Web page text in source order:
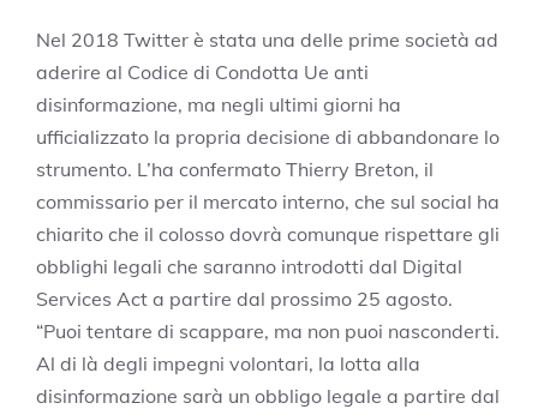
Nel 2018 Twitter è stata una delle prime società ad
aderire al Codice di Condotta Ue anti
disinformazione, ma negli ultimi giorni ha
ufficializzato la propria decisione di abbandonare lo
strumento. L’ha confermato Thierry Breton, il
commissario per il mercato interno, che sul social ha
chiarito che il colosso dovrà comunque rispettare gli
obblighi legali che saranno introdotti dal Digital
Services Act a partire dal prossimo 25 agosto.
“Puoi tentare di scappare, ma non puoi nasconderti.
Al di là degli impegni volontari, la lotta alla
disinformazione sarà un obbligo legale a partire dal